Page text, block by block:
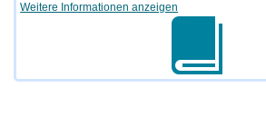
Weitere Informationen anzeigen